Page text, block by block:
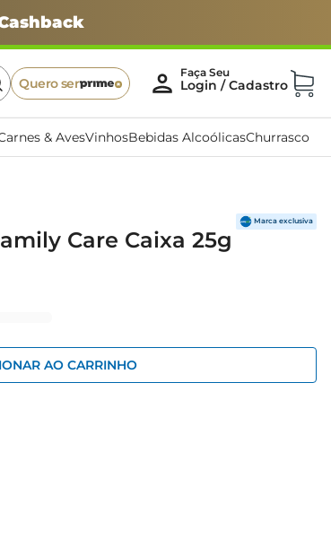
Quero ser
& AvesVinhosBebidas AlcoólicasChurrasco
Care Caixa 25g
AO CARRINHO